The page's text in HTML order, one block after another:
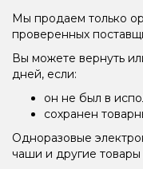
Мы продаем только
проверенных
Вы можете вернуть
дней, если:
он не был в
сохранен
Одноразовые
чаши и другие